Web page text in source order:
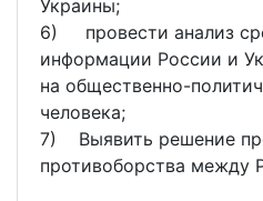
Украины;
6) провести анализ
информации России и
на общественно-
человека;
7) Выявить решение
противоборства между